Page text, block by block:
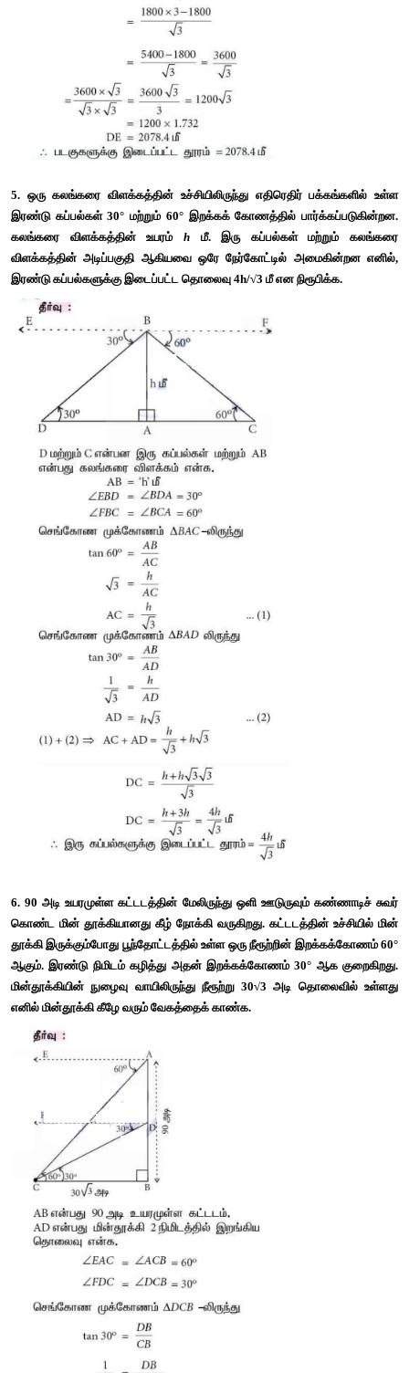
5. ஒரு கலங்கரை விளக்கத்தின் உச்சியிலிருந்து எதிரெதிர்
இரண்டு கப்பல்கள் 30° மற்றும் 60° இறக்கக் கோணத்தில்
கலங்கரை விளக்கத்தின் உயரம் h மீ. இரு கப்பல்கள்
விளக்கத்தின் அடிப்பகுதி ஆகியவை ஒரே நேர்கோட்டில்
இரண்டு கப்பல்களுக்கு இடைப்பட்ட தொலைவு